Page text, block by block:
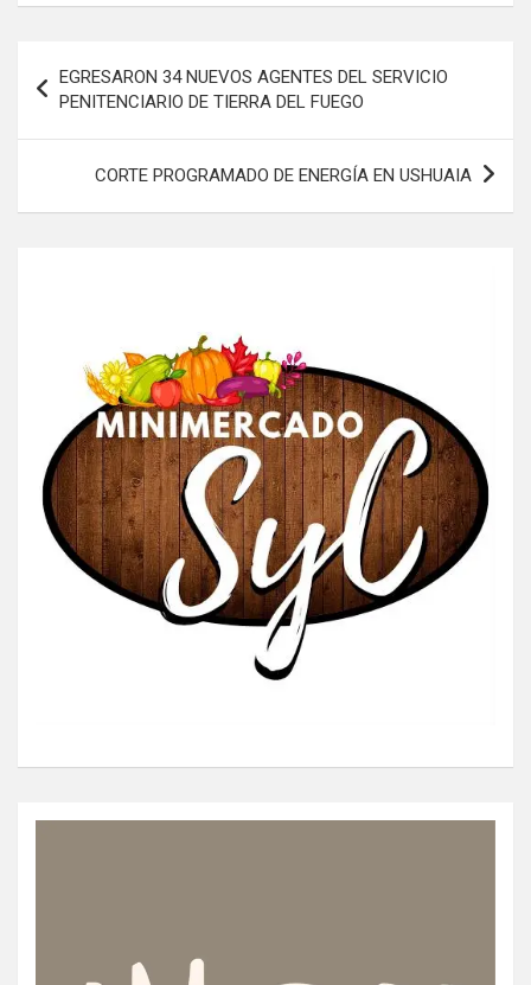
de
entradas
EGRESARON 34 NUEVOS AGENTES DEL SERVICIO
PENITENCIARIO DE TIERRA DEL FUEGO
CORTE PROGRAMADO DE ENERGÍA EN USHUAIA